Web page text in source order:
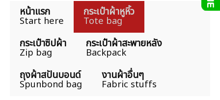
หน้าแรก
Start here
กระเป๋าผ้าหูหิ้ว
Tote bag
กระเป๋าซิปผ้า
Zip bag
กระเป๋าผ้าสะพายหลัง
Backpack
ถุงผ้าสปันบอนด์
Spunbond bag
งานผ้าอื่นๆ
Fabric stuffs